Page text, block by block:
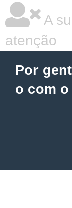
A
atenção
Por
o com